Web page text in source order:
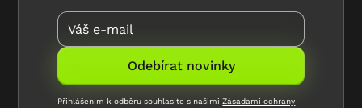
Přihlášením k odběru souhlasíte s našimiZásadami ochrany